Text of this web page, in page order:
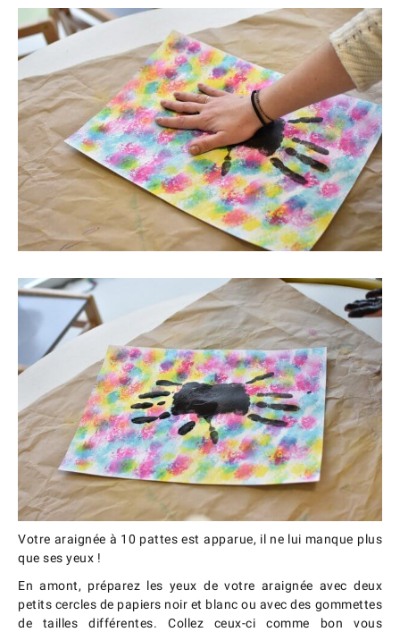
Votre araignée à 10 pattes est apparue, il ne lui manque plus
que ses yeux !
En amont, préparez les yeux de votre araignée avec deux
petits cercles de papiers noir et blanc ou avec des gommettes
de tailles différentes. Collez ceux-ci comme bon vous